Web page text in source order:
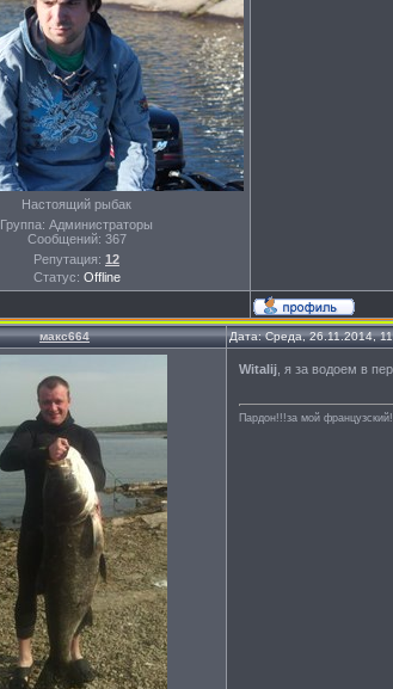
Настоящий рыбак
Группа: Администраторы
Сообщений: 367
Репутация: 12
Статус: Offline
макс664 Дата: Среда, 26.11.2014,
Witalij , я за водоем в
Пардон!!!за мой